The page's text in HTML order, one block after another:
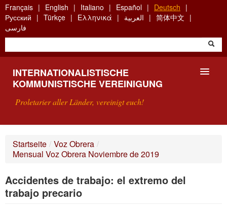
Skip
to
main
content
Français English Italiano Español
Deutsch
Русский
Türkçe Ελληνικά العربية
简体中文
فارسی
INTERNATIONALISTISCHE
KOMMUNISTISCHE VEREINIGUNG
Proletarier aller Länder, vereinigt euch!
WAS IST DIE IKV?
SUCHE
KONTAKT
Startseite / Voz Obrera /
Mensual Voz Obrera Noviembre de 2019
Accidentes de trabajo: el extremo del
trabajo precario